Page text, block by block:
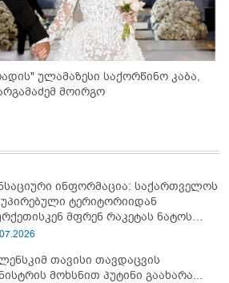
მოირგო
ინფორმაცია: საქართველოს
ტერიტორიიდან
მფრენ რაკეტას ნატოს
კინაღამ ჩაუშლია
თავისი თავდაცვის
მოხსნით პუტინი გაახარა...